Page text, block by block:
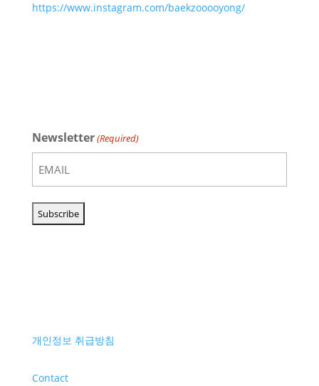
https://www.instagram.com/baekzooooyong/
Newsletter(Required)
개인정보 취급방침
Contact